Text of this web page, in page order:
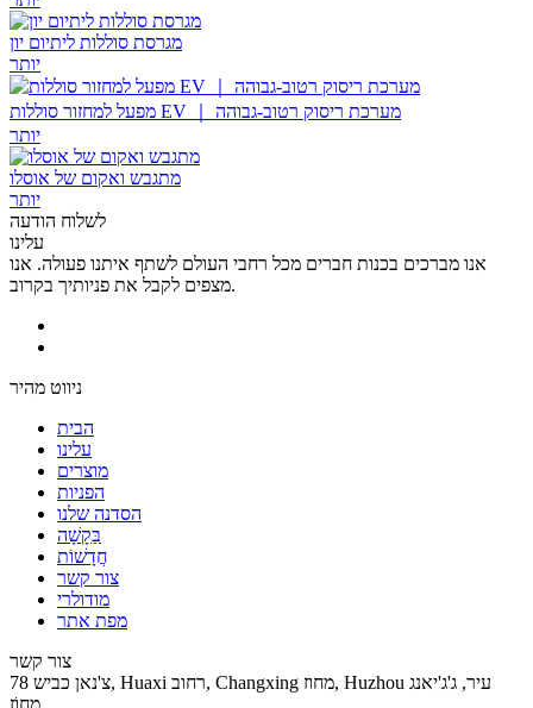
מגרסת סוללות ליתיום יון
יותר
מפעל למחזור סוללות EV ｜ מערכת ריסוק רטוב-גבוהה
יותר
מתגבש ואקום של אוסלו
יותר
לשלוח הודעה
עלינו
אנו מברכים בכנות חברים מכל רחבי העולם לשתף איתנו פעולה. אנו
מצפים לקבל את פניותיך בקרוב.
ניווט מהיר
הבית
עלינו
מוצרים
הפניות
הסדנה שלנו
בַּקָשָׁה
חֲדָשׁוֹת
צור קשר
מודולרי
מפת אתר
צור קשר
78 צ'נאן כביש, Huaxi רחוב, Changxing מחוז, Huzhou עיר, ג'ג'יאנג